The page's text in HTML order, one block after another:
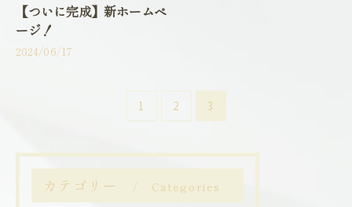
【ついに完成】新ホームペ
ージ！
2024/06/17
1 2 3
カテゴリー Categories